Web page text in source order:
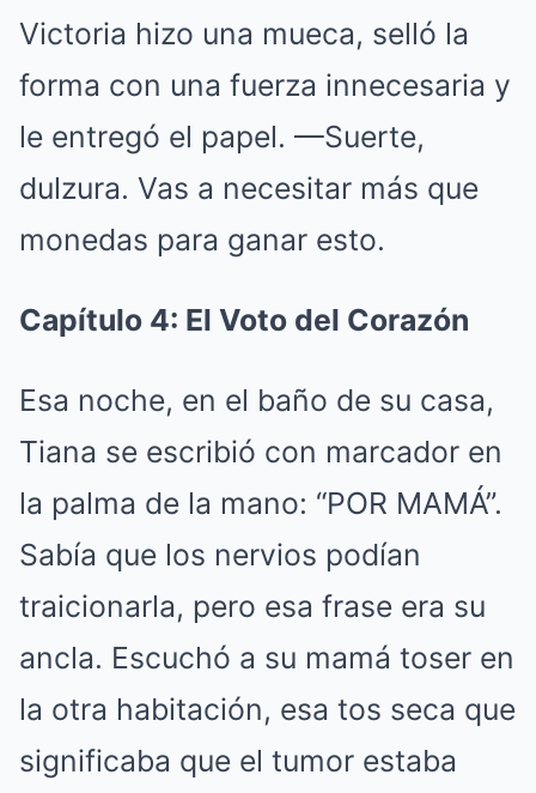
Victoria hizo una mueca, selló la
forma con una fuerza innecesaria y
le entregó el papel. —Suerte,
dulzura. Vas a necesitar más que
monedas para ganar esto.
Capítulo 4: El Voto del Corazón
Esa noche, en el baño de su casa,
Tiana se escribió con marcador en
la palma de la mano: “POR MAMÁ”.
Sabía que los nervios podían
traicionarla, pero esa frase era su
ancla. Escuchó a su mamá toser en
la otra habitación, esa tos seca que
significaba que el tumor estaba